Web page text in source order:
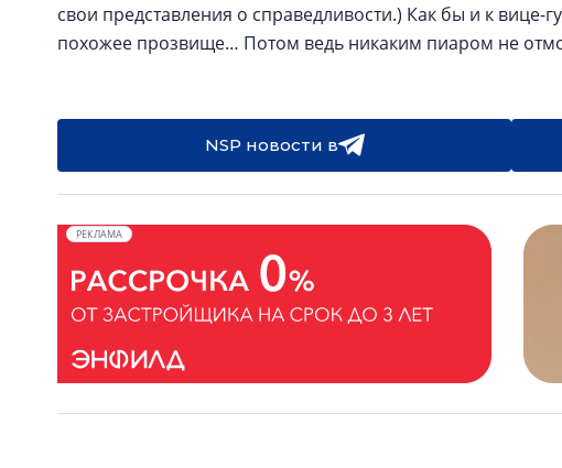
свои представления о справедливости.) Как бы и к
похожее прозвище… Потом ведь никаким пиаром не
NSP новости в
РЕКЛАМА